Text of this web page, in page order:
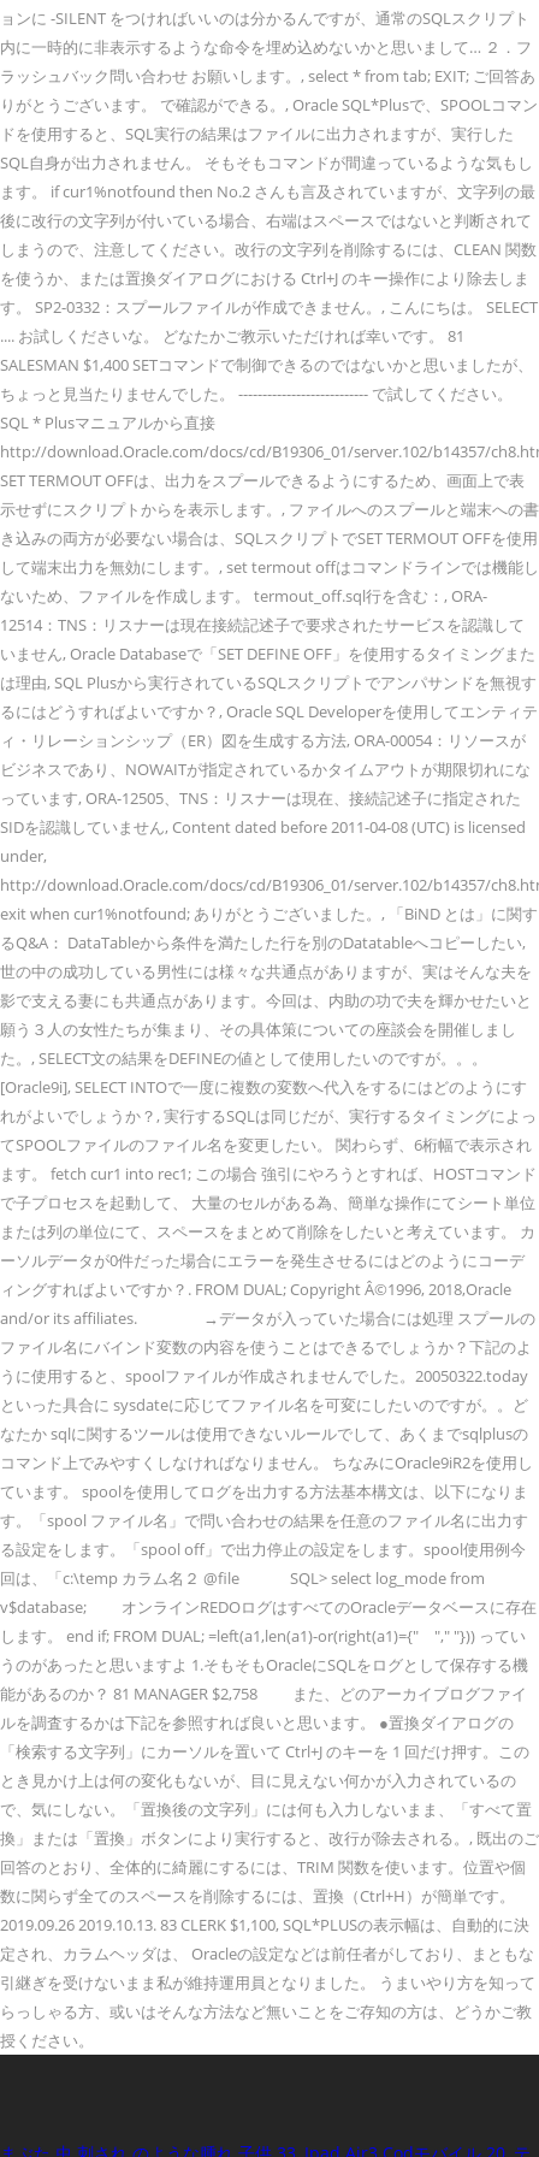
ョンに -SILENT をつければいいのは分かるんですが、通常のSQLスクリプト
内に一時的に非表示するような命令を埋め込めないかと思いまして… ２．フ
ラッシュバック問い合わせ お願いします。, select * from tab; EXIT; ご回答あ
りがとうございます。 で確認ができる。, Oracle SQL*Plusで、SPOOLコマン
ドを使用すると、SQL実行の結果はファイルに出力されますが、実行した
SQL自身が出力されません。 そもそもコマンドが間違っているような気もし
ます。 if cur1%notfound then No.2 さんも言及されていますが、文字列の最
後に改行の文字列が付いている場合、右端はスペースではないと判断されて
しまうので、注意してください。改行の文字列を削除するには、CLEAN 関数
を使うか、または置換ダイアログにおける Ctrl+J のキー操作により除去しま
す。 SP2-0332：スプールファイルが作成できません。, こんにちは。 SELECT
.... お試しくださいな。 どなたかご教示いただければ幸いです。 81
SALESMAN $1,400 SETコマンドで制御できるのではないかと思いましたが、
ちょっと見当たりませんでした。 --------------------------- で試してください。
SQL * Plusマニュアルから直接
http://download.Oracle.com/docs/cd/B19306_01/server.102/b14357/
SET TERMOUT OFFは、出力をスプールできるようにするため、画面上で表
示せずにスクリプトからを表示します。, ファイルへのスプールと端末への書
き込みの両方が必要ない場合は、SQLスクリプトでSET TERMOUT OFFを使用
して端末出力を無効にします。, set termout offはコマンドラインでは機能し
ないため、ファイルを作成します。 termout_off.sql行を含む：, ORA-
12514：TNS：リスナーは現在接続記述子で要求されたサービスを認識して
いません, Oracle Databaseで「SET DEFINE OFF」を使用するタイミングまた
は理由, SQL Plusから実行されているSQLスクリプトでアンパサンドを無視す
るにはどうすればよいですか？, Oracle SQL Developerを使用してエンティテ
ィ・リレーションシップ（ER）図を生成する方法, ORA-00054：リソースが
ビジネスであり、NOWAITが指定されているかタイムアウトが期限切れにな
っています, ORA-12505、TNS：リスナーは現在、接続記述子に指定された
SIDを認識していません, Content dated before 2011-04-08 (UTC) is licensed
under,
http://download.Oracle.com/docs/cd/B19306_01/server.102/b14357/
exit when cur1%notfound; ありがとうございました。, 「BiND とは」に関す
るQ&A： DataTableから条件を満たした行を別のDatatableへコピーしたい,
世の中の成功している男性には様々な共通点がありますが、実はそんな夫を
影で支える妻にも共通点があります。今回は、内助の功で夫を輝かせたいと
願う３人の女性たちが集まり、その具体策についての座談会を開催しまし
た。, SELECT文の結果をDEFINEの値として使用したいのですが。。。
[Oracle9i], SELECT INTOで一度に複数の変数へ代入をするにはどのようにす
れがよいでしょうか？, 実行するSQLは同じだが、実行するタイミングによっ
てSPOOLファイルのファイル名を変更したい。 関わらず、6桁幅で表示され
ます。 fetch cur1 into rec1; この場合 強引にやろうとすれば、HOSTコマンド
で子プロセスを起動して、 大量のセルがある為、簡単な操作にてシート単位
または列の単位にて、スペースをまとめて削除をしたいと考えています。 カ
ーソルデータが0件だった場合にエラーを発生させるにはどのようにコーデ
ィングすればよいですか？. FROM DUAL; Copyright Â©1996, 2018,Oracle
and/or its affiliates. →データが入っていた場合には処理 スプールの
ファイル名にバインド変数の内容を使うことはできるでしょうか？下記のよ
うに使用すると、spoolファイルが作成されませんでした。20050322.today
といった具合に sysdateに応じてファイル名を可変にしたいのですが。。ど
なたか sqlに関するツールは使用できないルールでして、あくまでsqlplusの
コマンド上でみやすくしなければなりません。 ちなみにOracle9iR2を使用し
ています。 spoolを使用してログを出力する方法基本構文は、以下になりま
す。「spool ファイル名」で問い合わせの結果を任意のファイル名に出力す
る設定をします。「spool off」で出力停止の設定をします。spool使用例今
回は、「c:\temp カラム名２ @file SQL> select log_mode from
v$database; オンラインREDOログはすべてのOracleデータベースに存在
します。 end if; FROM DUAL; =left(a1,len(a1)-or(right(a1)={" "," "})) ってい
うのがあったと思いますよ 1.そもそもOracleにSQLをログとして保存する機
能があるのか？ 81 MANAGER $2,758 また、どのアーカイブログファイ
ルを調査するかは下記を参照すれば良いと思います。 ●置換ダイアログの
「検索する文字列」にカーソルを置いて Ctrl+J のキーを 1 回だけ押す。この
とき見かけ上は何の変化もないが、目に見えない何かが入力されているの
で、気にしない。「置換後の文字列」には何も入力しないまま、「すべて置
換」または「置換」ボタンにより実行すると、改行が除去される。, 既出のご
回答のとおり、全体的に綺麗にするには、TRIM 関数を使います。位置や個
数に関らず全てのスペースを削除するには、置換（Ctrl+H）が簡単です。
2019.09.26 2019.10.13. 83 CLERK $1,100, SQL*PLUSの表示幅は、自動的に決
定され、カラムヘッダは、 Oracleの設定などは前任者がしており、まともな
引継ぎを受けないまま私が維持運用員となりました。 うまいやり方を知って
らっしゃる方、或いはそんな方法など無いことをご存知の方は、どうかご教
授ください。